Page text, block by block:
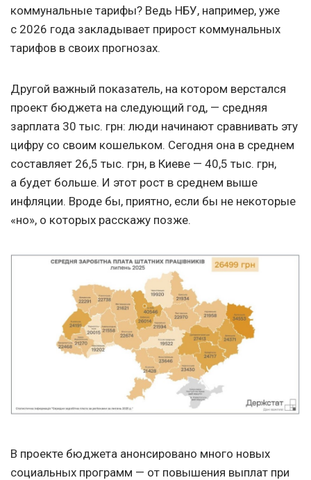
коммунальные тарифы? Ведь НБУ, например, уже
с 2026 года закладывает прирост коммунальных
тарифов в своих прогнозах.
Другой важный показатель, на котором верстался
проект бюджета на следующий год, — средняя
зарплата 30 тыс. грн: люди начинают сравнивать эту
цифру со своим кошельком. Сегодня она в среднем
составляет 26,5 тыс. грн, в Киеве — 40,5 тыс. грн,
а будет больше. И этот рост в среднем выше
инфляции. Вроде бы, приятно, если бы не некоторые
«но», о которых расскажу позже.
В проекте бюджета анонсировано много новых
социальных программ — от повышения выплат при